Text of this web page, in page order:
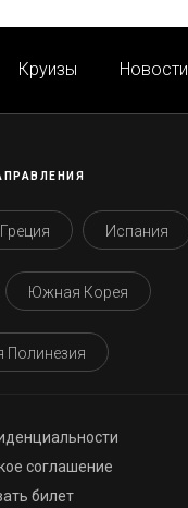
Круизы Новости
Греция Испания
Южная Корея
Полинезия
соглашение
билет